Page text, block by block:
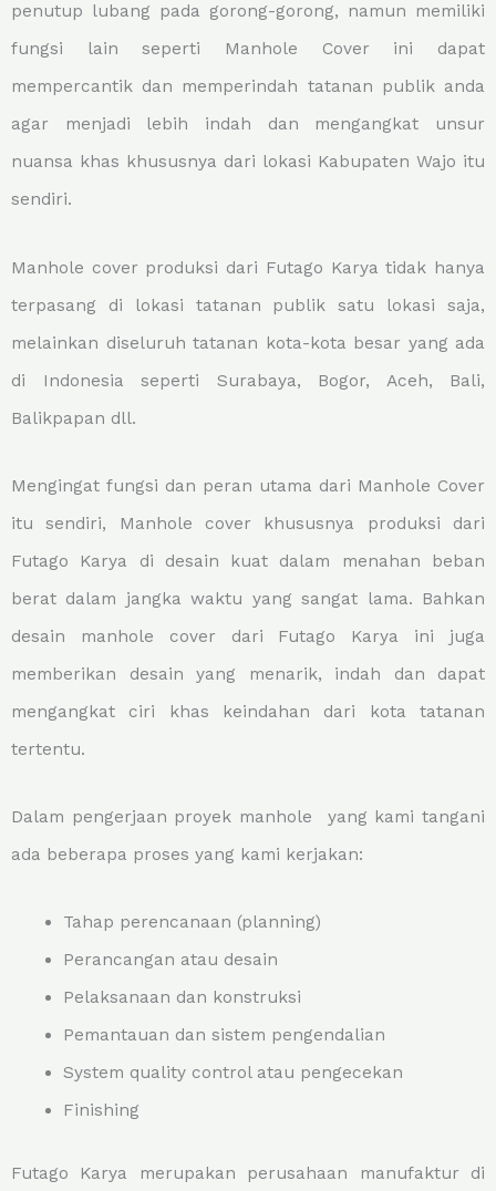
penutup lubang pada gorong-gorong, namun memiliki
fungsi lain seperti Manhole Cover ini dapat
mempercantik dan memperindah tatanan publik anda
agar menjadi lebih indah dan mengangkat unsur
nuansa khas khususnya dari lokasi Kabupaten Wajo itu
sendiri.
Manhole cover produksi dari Futago Karya tidak hanya
terpasang di lokasi tatanan publik satu lokasi saja,
melainkan diseluruh tatanan kota-kota besar yang ada
di Indonesia seperti Surabaya, Bogor, Aceh, Bali,
Balikpapan dll.
Mengingat fungsi dan peran utama dari Manhole Cover
itu sendiri, Manhole cover khususnya produksi dari
Futago Karya di desain kuat dalam menahan beban
berat dalam jangka waktu yang sangat lama. Bahkan
desain manhole cover dari Futago Karya ini juga
memberikan desain yang menarik, indah dan dapat
mengangkat ciri khas keindahan dari kota tatanan
tertentu.
Dalam pengerjaan proyek manhole yang kami tangani
ada beberapa proses yang kami kerjakan:
Tahap perencanaan (planning)
Perancangan atau desain
Pelaksanaan dan konstruksi
Pemantauan dan sistem pengendalian
System quality control atau pengecekan
Finishing
Futago Karya merupakan perusahaan manufaktur di